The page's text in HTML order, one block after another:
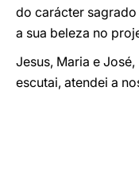
do carácter
a sua beleza no
Jesus, Maria e José,
escutai, atendei a